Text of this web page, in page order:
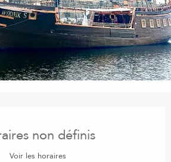
non définis
Voir les horaires